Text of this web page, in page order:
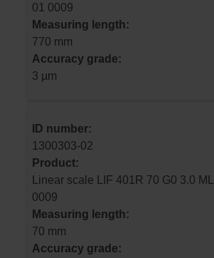
01 0009
Measuring length:
770 mm
Accuracy grade:
3 µm
ID number:
1300303-02
Product:
Linear scale LIF 401R 70 G0 3.0 ML/2 .. OK 01
0009
Measuring length:
70 mm
Accuracy grade: